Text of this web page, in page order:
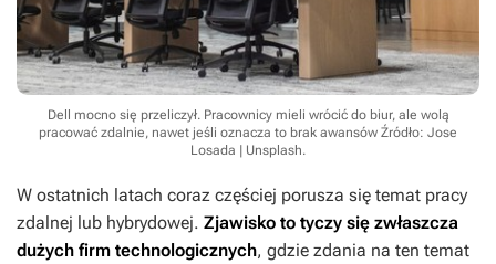
Dell mocno się przeliczył. Pracownicy mieli wrócić do biur, ale wolą
pracować zdalnie, nawet jeśli oznacza to brak awansów Źródło: Jose
Losada | Unsplash.
W ostatnich latach coraz częściej porusza się temat pracy
zdalnej lub hybrydowej. Zjawisko to tyczy się zwłaszcza
dużych firm technologicznych, gdzie zdania na ten temat